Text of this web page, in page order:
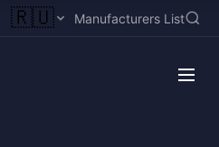
🇷🇺 Manufacturers List